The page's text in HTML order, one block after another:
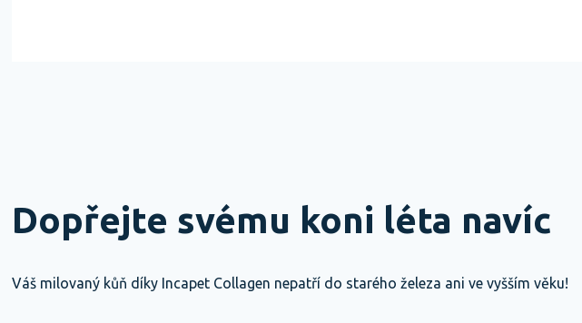
Dopřejte svému koni léta navíc
Váš milovaný kůň díky Incapet Collagen nepatří do starého železa ani ve vyšším věku!